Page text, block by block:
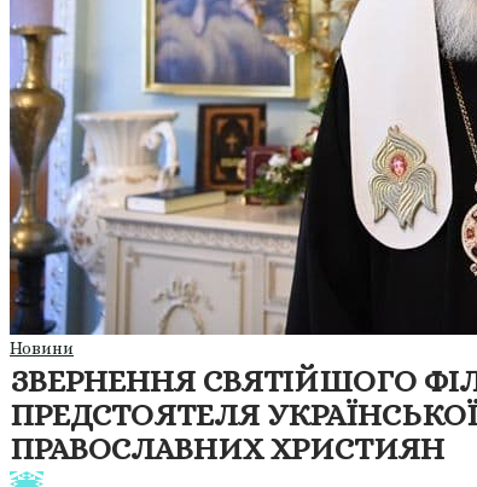
Новини
ЗВЕРНЕННЯ СВЯТІЙШОГО
ПРЕДСТОЯТЕЛЯ
ПРАВОСЛАВНИХ ХРИСТИЯН